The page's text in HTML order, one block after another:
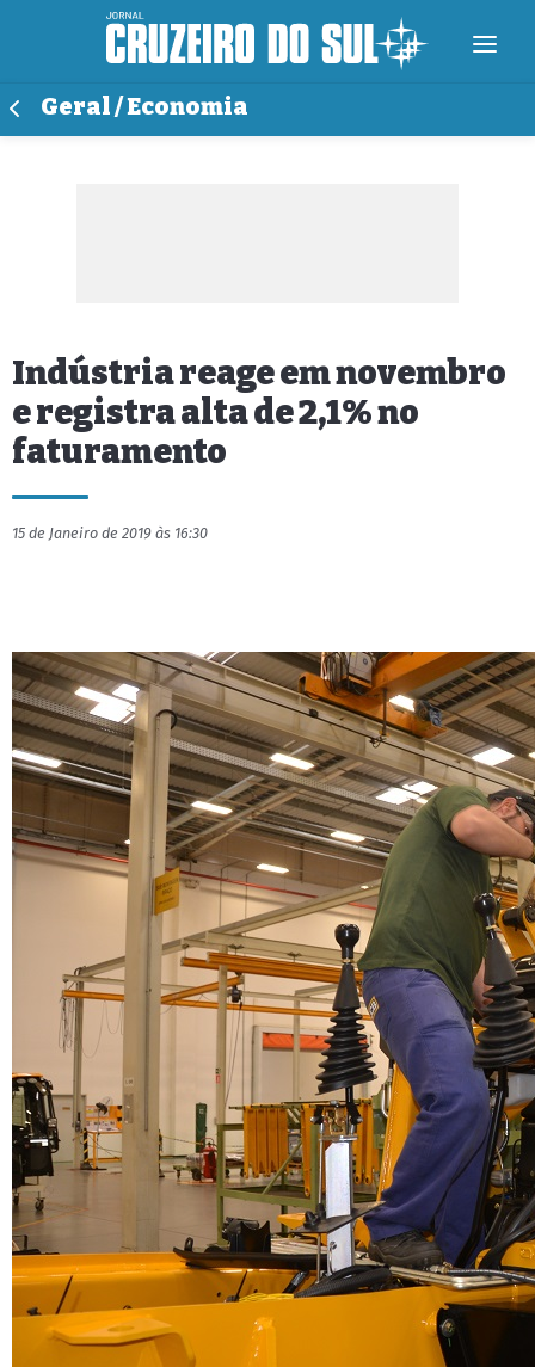
Geral / Economia
Indústria reage em novembro
e registra alta de 2,1% no
faturamento
15 de Janeiro de 2019 às 16:30